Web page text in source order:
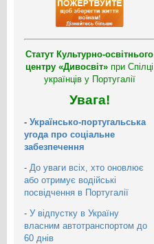
Статут Культурно-освітнього
центру «Дивосвіт» при Спілці
українців у Португалії
Увага!
- Українсько-португальська
угода про соціальне
забезпечення
- До уваги всіх, хто оновлює
або отримує водійські
посвідчення в Португалії
- У відпустку в Україну
власним автотранспортом до
60 днів